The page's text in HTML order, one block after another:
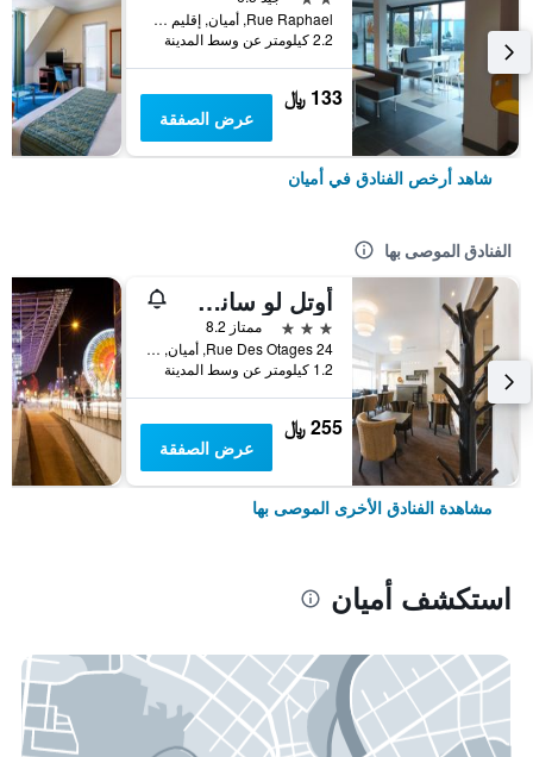
Rue Raphael, أميان, إقليم سوم, فرنسا
2.2 كيلومتر عن وسط المدينة
133 ﷼
عرض الصفقة
شاهد أرخص الفنادق في أميان
الفنادق الموصى بها
أوتل لو سانت لويس
3 نجوم
ممتاز 8.2
24 Rue Des Otages, أميان, إقليم سوم, فرنسا
1.2 كيلومتر عن وسط المدينة
255 ﷼
عرض الصفقة
مشاهدة الفنادق الأخرى الموصى بها
استكشف أميان